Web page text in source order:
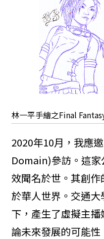
林一平手繪之Final
2020年10月，我應
Domain)參訪。這
效聞名於世。其創
於華人世界。交通
下，產生了虛擬主
論未來發展的可能